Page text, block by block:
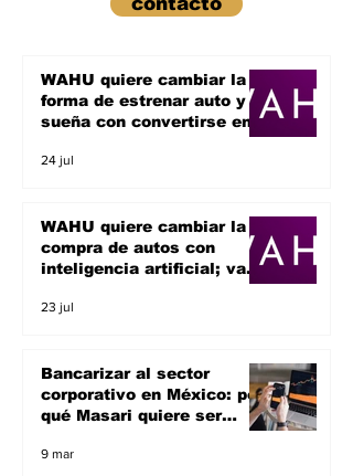
contacto
WAHU quiere cambiar la
forma de estrenar auto y
sueña con convertirse en
24 jul
WAHU quiere cambiar la
compra de autos con
inteligencia artificial; va
unicornio
23 jul
Bancarizar al sector
corporativo en México: por
qué Masari quiere ser
empresas
9 mar